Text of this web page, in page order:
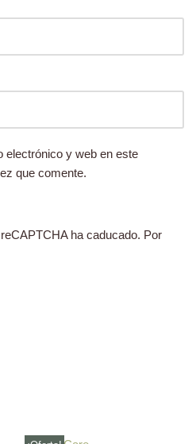
electrónico y web en este
que comente.
ha caducado. Por